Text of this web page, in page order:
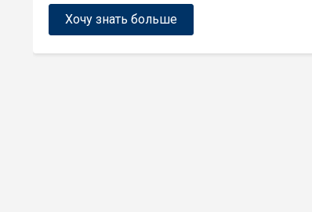
Хочу знать больше